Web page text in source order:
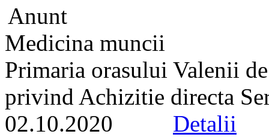
Medicina muncii
Primaria orasului Valenii
privind Achizitie directa
02.10.2020 Detalii